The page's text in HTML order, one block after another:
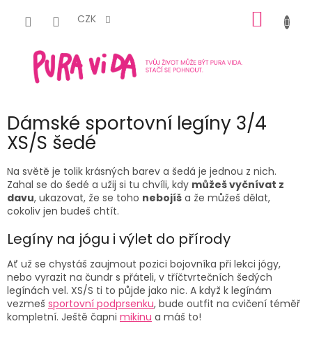
CZK
KOŠÍK
Dámské sportovní legíny 3/4
XS/S šedé
Na světě je tolik krásných barev a šedá je jednou z nich.
Zahal se do šedé a užij si tu chvíli, kdy můžeš vyčnívat z
davu, ukazovat, že se toho nebojíš a že můžeš dělat,
cokoliv jen budeš chtít.
Legíny na jógu i výlet do přírody
Ať už se chystáš zaujmout pozici bojovníka při lekci jógy,
nebo vyrazit na čundr s přáteli, v tříčtvrtečních šedých
legínách vel. XS/S ti to půjde jako nic. A když k legínám
vezmeš sportovní podprsenku, bude outfit na cvičení téměř
kompletní. Ještě čapni mikinu a máš to!